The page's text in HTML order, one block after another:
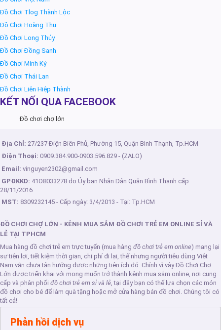
Đồ Chơi Tlog Thành Lộc
Đồ Chơi Hoàng Thu
Đồ Chơi Long Thủy
Đồ Chơi Đồng Sanh
Đồ Chơi Minh Ký
Đồ Chơi Thái Lan
Đồ Chơi Liên Hiệp Thành
KẾT NỐI QUA FACEBOOK
Đồ chơi chợ lớn
Địa Chỉ: 27/237 Điện Biên Phủ, Phường 15, Quận Bình Thạnh, Tp.HCM
Điện Thoại: 0909.384.900-0903.596.829 - (ZALO)
Email: vinguyen2302@gmail.com
GPĐKKD: 41O8033278 do Ủy ban Nhân Dân Quận Bình Thạnh cấp
28/11/2016
MST: 8309232145 - Cấp ngày: 3/4/2013 - Tại: Tp.HCM
ĐỒ CHƠI CHỢ LỚN - KÊNH MUA SẮM ĐỒ CHƠI TRẺ EM ONLINE SỈ VÀ
LẺ TẠI TPHCM
Mua hàng đồ chơi trẻ em trực tuyến (mua hàng đồ chơi trẻ em online) mang lại
sự tiện lợi, tiết kiệm thời gian, chi phí đi lại, thế nhưng người tiêu dùng Việt
Nam vẫn chưa tận hưởng được những tiện ích đó. Chính vì vậy Đồ Chơi Chợ
Lớn được triển khai với mong muốn trở thành kênh mua sắm online, nơi cung
cấp và phân phối đồ chơi trẻ em sỉ và lẻ , tại đây bạn có thể lựa chọn các món
đồ chơi cho bé để làm quà tặng hoặc mở cửa hàng bán đồ chơi. Chúng tôi có
tất cả!
Phản hồi dịch vụ